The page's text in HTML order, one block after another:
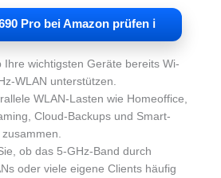
Pro bei Amazon prüfen ℹ︎
Ihre wichtigsten Geräte bereits Wi-
WLAN unterstützen.
WLAN-Lasten wie Homeoffice,
Cloud-Backups und Smart-
ob das 5-GHz-Band durch
oder viele eigene Clients häufig